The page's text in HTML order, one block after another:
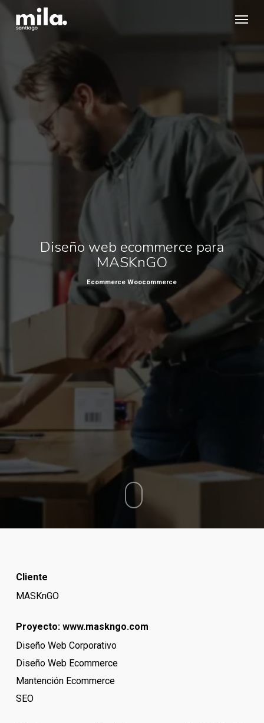
Diseño web ecommerce para
MASKnGO
Ecommerce Woocommerce
Cliente
MASKnGO
Proyecto:www.maskngo.com
Diseño Web Corporativo
Diseño Web Ecommerce
Mantención Ecommerce
SEO